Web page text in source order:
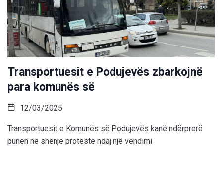
Transportuesit e Podujevës zbarkojnë
para komunës së
12/03/2025
Transportuesit e Komunës së Podujevës kanë ndërprerë
punën në shenjë proteste ndaj një vendimi